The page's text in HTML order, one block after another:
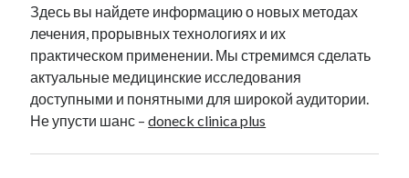
Здесь вы найдете информацию о новых методах
лечения, прорывных технологиях и их
практическом применении. Мы стремимся сделать
актуальные медицинские исследования
доступными и понятными для широкой аудитории.
Не упусти шанс –doneck clinica plus